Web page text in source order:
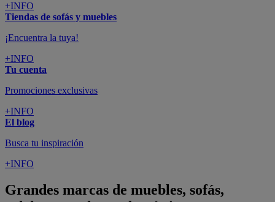
+INFO
Tiendas de sofás y muebles
¡Encuentra la tuya!
+INFO
Tu cuenta
Promociones exclusivas
+INFO
El blog
Busca tu inspiración
+INFO
Grandes marcas de muebles, sofás,